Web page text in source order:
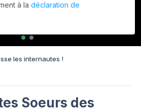
les internautes !
Soeurs des
à la déclaration de